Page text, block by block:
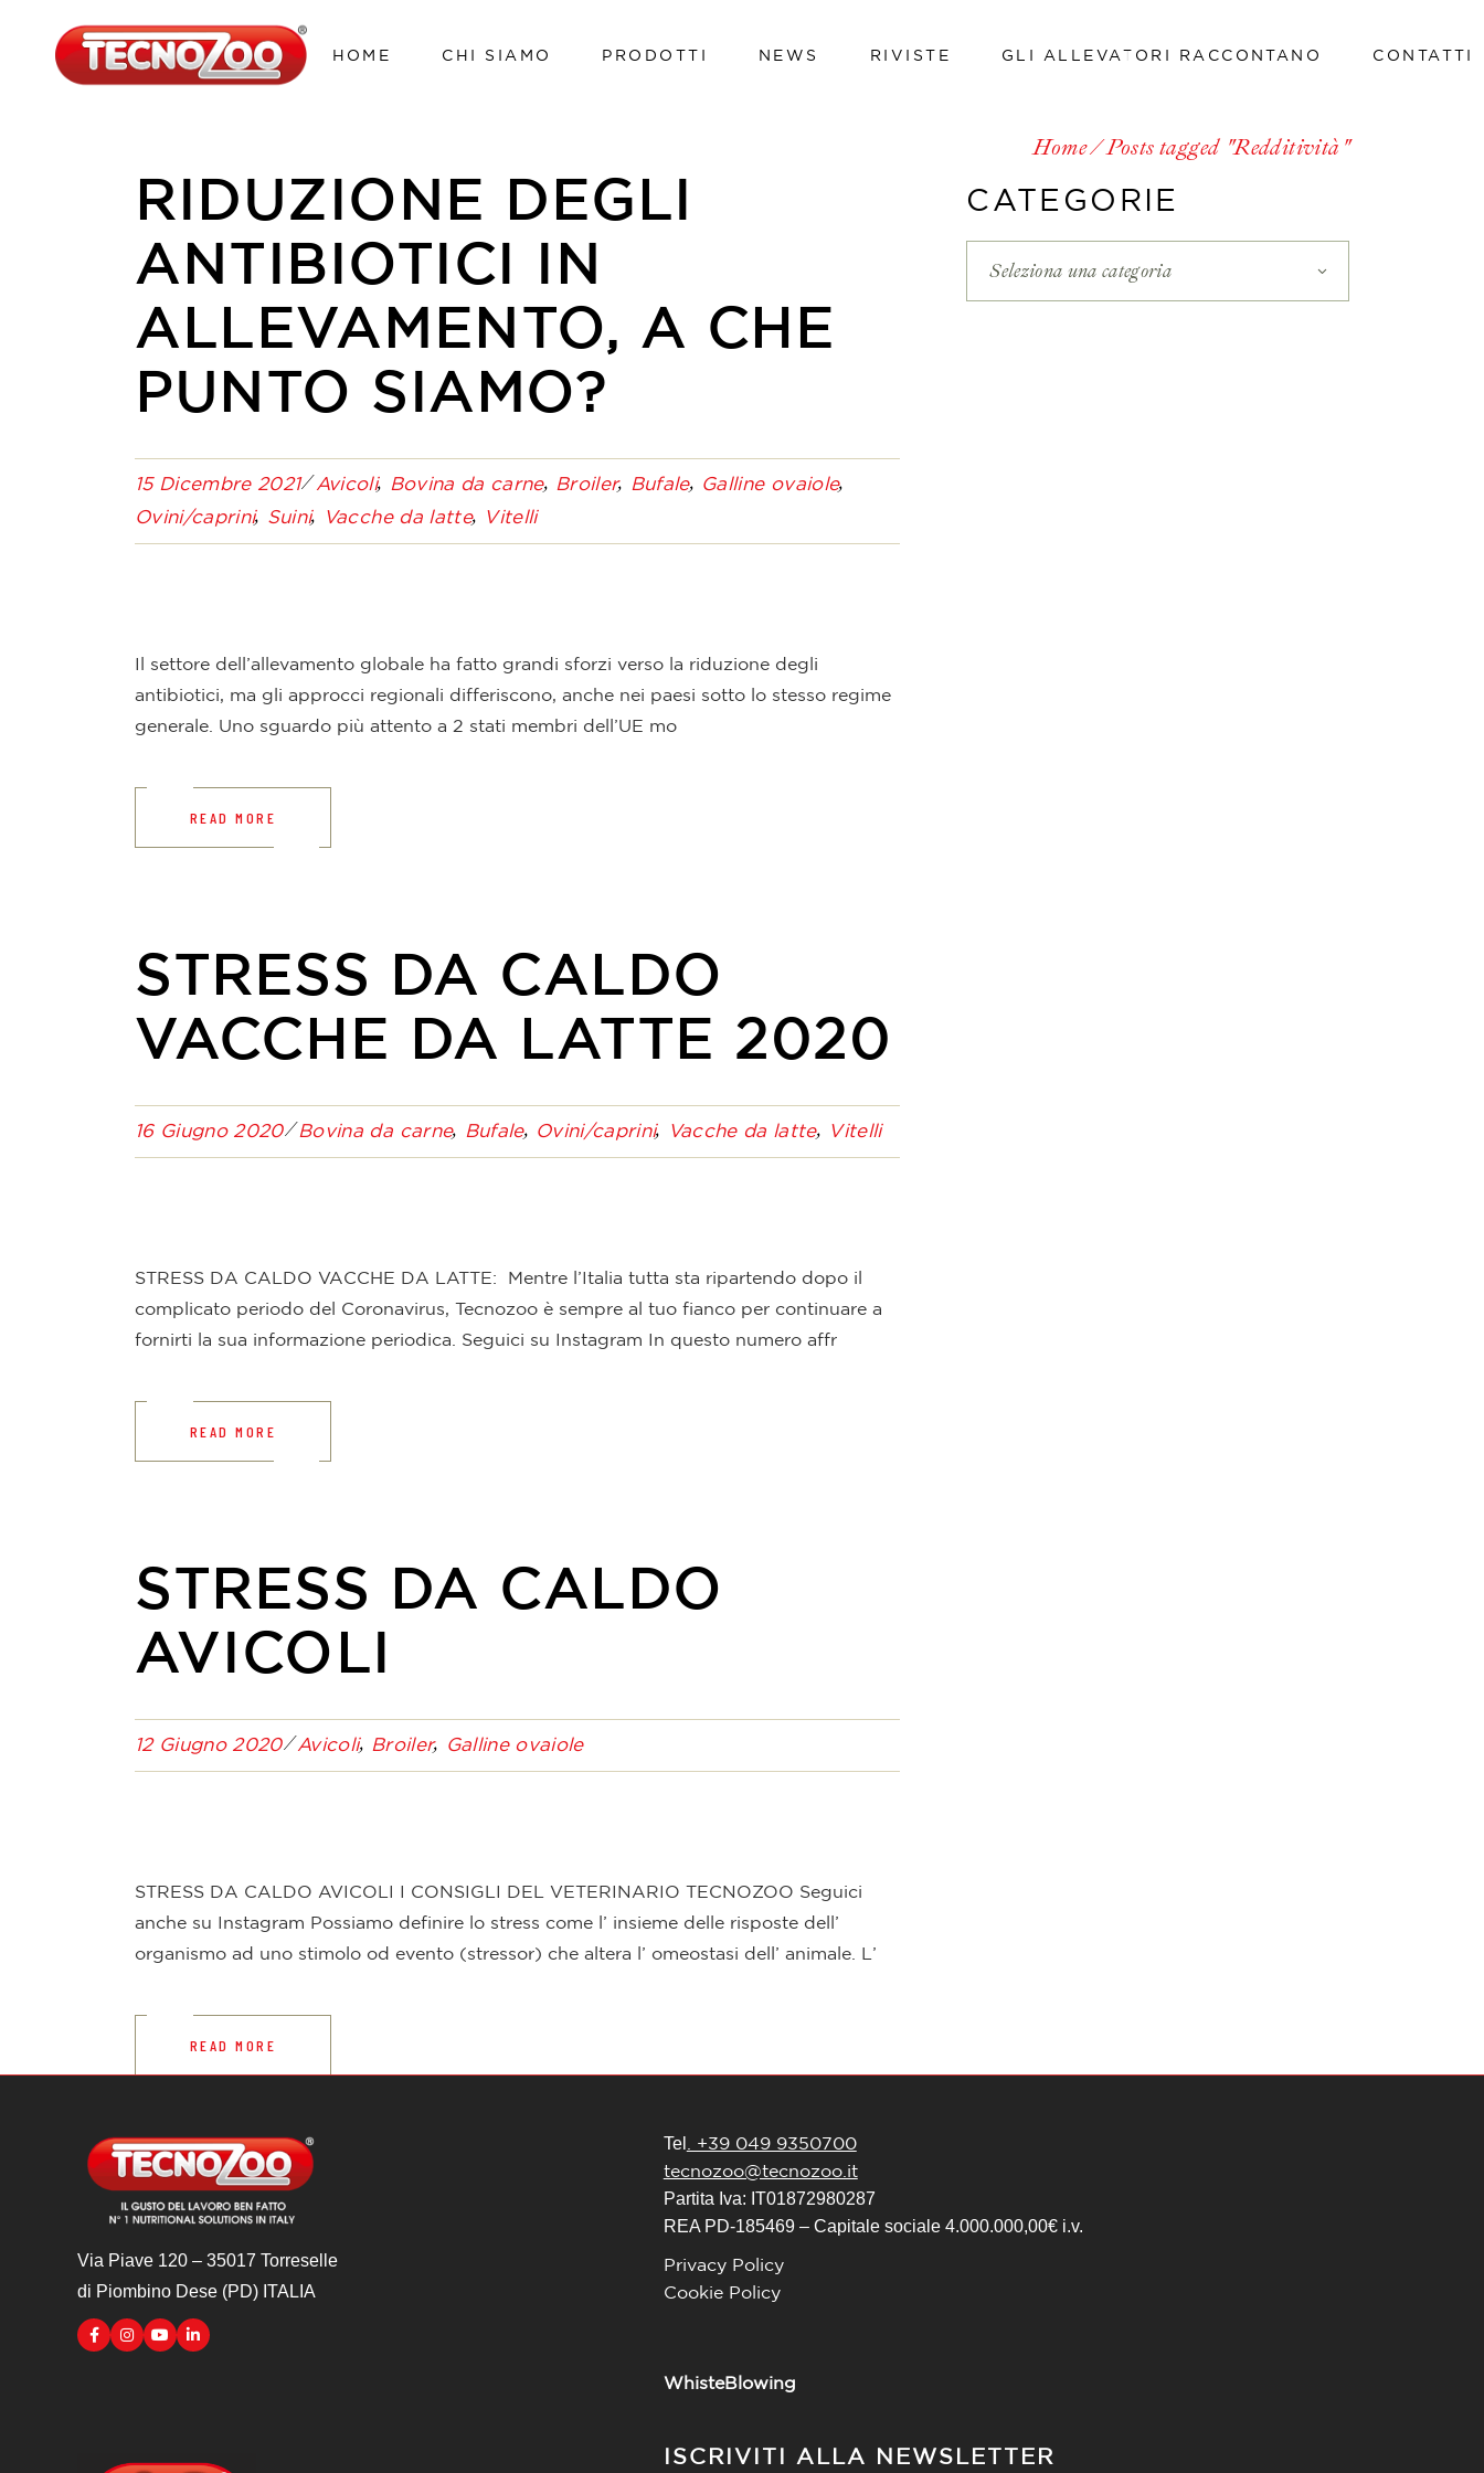
HOME CHI SIAMO PRODOTTI
Vacche da latte
Vitelli
Suini
NEWS RIVISTE GLI ALLEVATORI RACCONTANO CONTATTI
Vacche da latte
Avicoli
Hi-tech line
Lavora con noi
Home Posts tagged "Redditività"
RIDUZIONE DEGLI
ANTIBIOTICI IN
ALLEVAMENTO, A CHE
PUNTO SIAMO?
15 Dicembre 2021 Avicoli Bovina da carne Broiler Bufale
Galline ovaiole
Ovini/caprini
Suini Vacche da latte Vitelli
Il settore dell’allevamento globale ha fatto grandi sforzi verso la riduzione degli
antibiotici, ma gli approcci regionali differiscono, anche nei paesi sotto lo stesso regime
generale. Uno sguardo più attento a 2 stati membri dell’UE mo
READ MORE
STRESS DA CALDO
VACCHE DA LATTE 2020
16 Giugno 2020 Bovina da carne Bufale Ovini/caprini Vacche da latte Vitelli
STRESS DA CALDO VACCHE DA LATTE: Mentre l’Italia tutta sta ripartendo dopo il
complicato periodo del Coronavirus, Tecnozoo è sempre al tuo fianco per continuare a
fornirti la sua informazione periodica. Seguici su Instagram In questo numero affr
READ MORE
STRESS DA CALDO
AVICOLI
12 Giugno 2020 Avicoli Broiler Galline ovaiole
STRESS DA CALDO AVICOLI I CONSIGLI DEL VETERINARIO TECNOZOO Seguici
anche su Instagram Possiamo definire lo stress come l’ insieme delle risposte dell’
organismo ad uno stimolo od evento (stressor) che altera l’ omeostasi dell’ animale. L’
READ MORE
CATEGORIE
Seleziona una categoria
Via Piave 120 – 35017 Torreselle
di Piombino Dese (PD) ITALIA
Tel
. +39 049 9350700
tecnozoo@tecnozoo.it
Partita Iva: IT01872980287
REA PD-185469 – Capitale sociale 4.000.000,00€ i.v.
Privacy Policy
Cookie Policy
WhisteBlowing
ISCRIVITI ALLA NEWSLETTER